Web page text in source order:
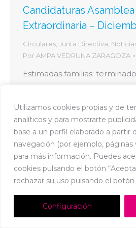
Utilizamos cookies propias y de
analíticos y para mostrarte
base a un perfil elaborado a partir
navegación (por ejemplo, páginas
para más información. Puedes
cookies pulsando el botón
rechazar su uso pulsando el botón
Configuración
Candidaturas
Extraordinaria –
Circulares Junta Directiva
Por AMPA VEDRUNA ZARAGOZA
Estimadas familias:
diciembre de 2025, os
personas que optan a cada
Candidaturas Asamblea
– Diciembre 2025
Dream-Theme — truly